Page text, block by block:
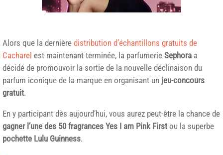
Alors que la dernière distribution d’échantillons gratuits de
Cacharel est maintenant terminée, la parfumerie Sephora a
décidé de promouvoir la sortie de la nouvelle déclinaison du
parfum iconique de la marque en organisant un jeu-concours
gratuit.
En y participant dès aujourd’hui, vous aurez peut-être la chance de
gagner l’une des 50 fragrances Yes I am Pink First ou la superbe
pochette Lulu Guinness.